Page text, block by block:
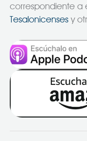
correspondiente a
Tesalonicenses y